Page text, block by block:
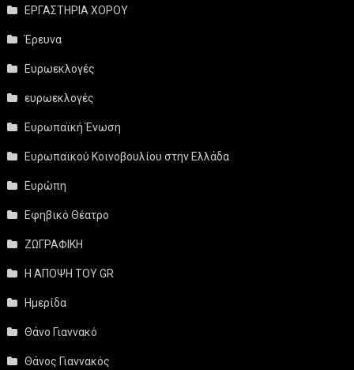
ΕΡΓΑΣΤΗΡΙΑ ΧΟΡΟΥ
Έρευνα
Ευρωεκλογές
ευρωεκλογές
Ευρωπαϊκή Ένωση
Ευρωπαϊκού Κοινοβουλίου στην Ελλάδα
Ευρώπη
Εφηβικό Θέατρο
ΖΩΓΡΑΦΙΚΗ
Η ΑΠΟΨΗ ΤΟΥ GR
Ημερίδα
Θάνο Γιαννακό
Θάνος Γιαννακός